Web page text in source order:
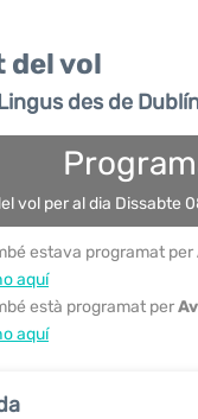
del vol
des de
vol per al dia Dissabte
estava programat per
aquí
està programat per
aquí